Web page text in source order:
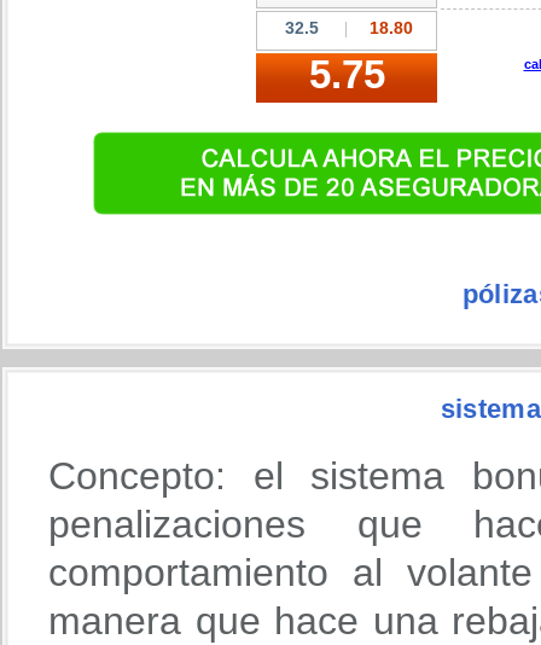
Concepto: el sistema
penalizaciones que
comportamiento al
manera que hace una